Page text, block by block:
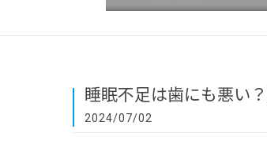
睡眠不足は歯にも悪い
2024/07/02